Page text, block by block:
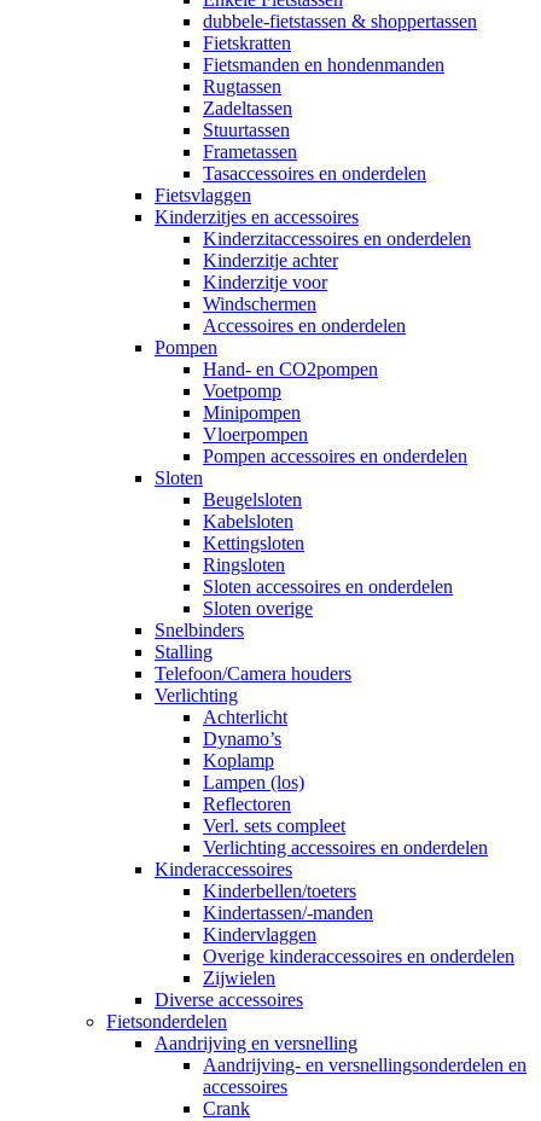
dubbele-fietstassen & shoppertassen
Fietskratten
Fietsmanden en hondenmanden
Rugtassen
Zadeltassen
Stuurtassen
Frametassen
Tasaccessoires en onderdelen
Fietsvlaggen
Kinderzitjes en accessoires
Kinderzitaccessoires en onderdelen
Kinderzitje achter
Kinderzitje voor
Windschermen
Accessoires en onderdelen
Pompen
Hand- en CO2pompen
Voetpomp
Minipompen
Vloerpompen
Pompen accessoires en onderdelen
Sloten
Beugelsloten
Kabelsloten
Kettingsloten
Ringsloten
Sloten accessoires en onderdelen
Sloten overige
Snelbinders
Stalling
Telefoon/Camera houders
Verlichting
Achterlicht
Dynamo’s
Koplamp
Lampen (los)
Reflectoren
Verl. sets compleet
Verlichting accessoires en onderdelen
Kinderaccessoires
Kinderbellen/toeters
Kindertassen/-manden
Kindervlaggen
Overige kinderaccessoires en onderdelen
Zijwielen
Diverse accessoires
Fietsonderdelen
Aandrijving en versnelling
Aandrijving- en versnellingsonderdelen en
accessoires
Crank